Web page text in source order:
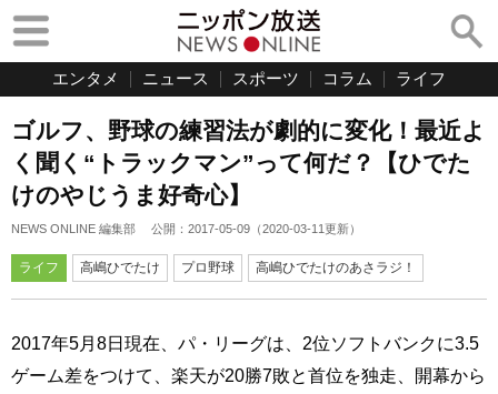
エンタメ ニュース スポーツ コラム ライフ
ゴルフ、野球の練習法が劇的に変化！最近よ
く聞く“トラックマン”って何だ？【ひでた
けのやじうま好奇心】
NEWS ONLINE 編集部 公開： 2017-05-09 （2020-03-11更新）
ライフ 高嶋ひでたけ プロ野球 高嶋ひでたけのあさラジ！
2017年5月8日現在、パ・リーグは、2位ソフトバンクに3.5
ゲーム差をつけて、楽天が20勝7敗と首位を独走、開幕から